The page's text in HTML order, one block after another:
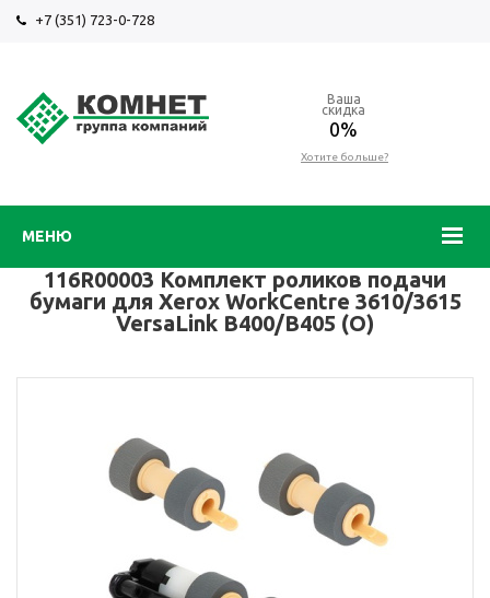
+7 (351) 723-0-728
МЕНЮ
Ваша
скидка
0%
Хотите больше?
116R00003 Комплект роликов подачи
бумаги для Xerox WorkCentre 3610/3615
VersaLink B400/B405 (O)